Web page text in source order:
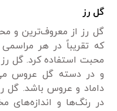
گل رز
گل رز از معروف‌ترین و
که تقریباً در هر
محبت استفاده کرد. گل
و در دسته گل عروس
داماد و عروس باشد. گل
در رنگ‌ها و اندازه‌های